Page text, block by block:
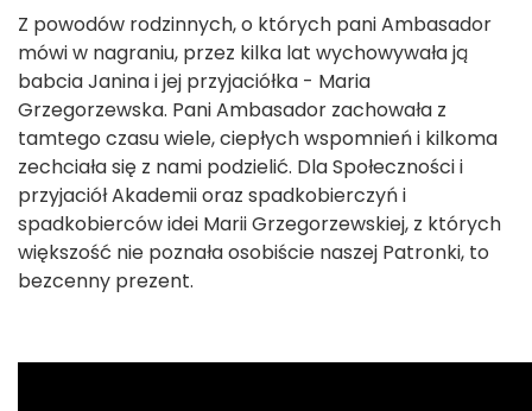
Z powodów rodzinnych, o których pani Ambasador
mówi w nagraniu, przez kilka lat wychowywała ją
babcia Janina i jej przyjaciółka - Maria
Grzegorzewska. Pani Ambasador zachowała z
tamtego czasu wiele, ciepłych wspomnień i kilkoma
zechciała się z nami podzielić. Dla Społeczności i
przyjaciół Akademii oraz spadkobierczyń i
spadkobierców idei Marii Grzegorzewskiej, z których
większość nie poznała osobiście naszej Patronki, to
bezcenny prezent.